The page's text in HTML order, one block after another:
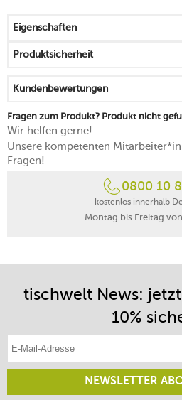
Eigenschaften
Produktsicherheit
Kundenbewertungen
Fragen zum Produkt? Produkt nicht
Wir helfen gerne!
Unsere kompetenten
Fragen!
0800 10
kostenlos innerhalb
Montag bis Freitag
tischwelt News:
10%
NEWSLETTER